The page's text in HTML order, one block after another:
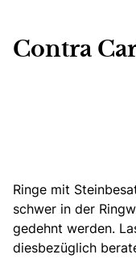
Contra
Ringe mit
schwer in der
gedehnt werden.
diesbezüglich